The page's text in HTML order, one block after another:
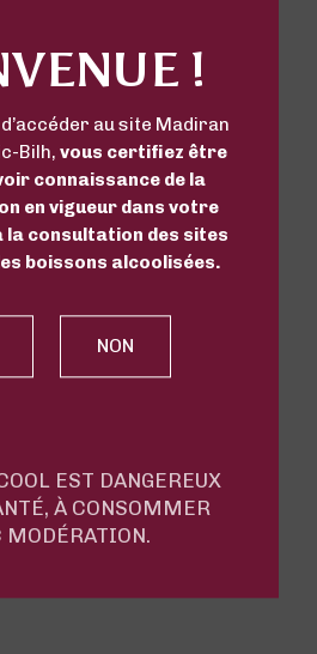
!
au site Madiran
Bilh, vous certifiez être
connaissance de la
en vigueur dans votre
la consultation des sites
boissons alcoolisées.
EST DANGEREUX
À CONSOMMER
MODÉRATION.